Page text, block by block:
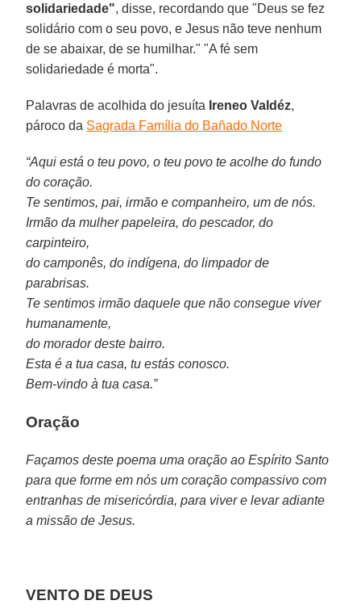
solidariedade", disse, recordando que "Deus se fez
solidário com o seu povo, e Jesus não teve nenhum
de se abaixar, de se humilhar." "A fé sem
solidariedade é morta".
Palavras de acolhida do jesuíta Ireneo Valdéz,
pároco da Sagrada Família do Bañado Norte
“Aqui está o teu povo, o teu povo te acolhe do fundo
do coração.
Te sentimos, pai, irmão e companheiro, um de nós.
Irmão da mulher papeleira, do pescador, do
carpinteiro,
do camponês, do indígena, do limpador de
parabrisas.
Te sentimos irmão daquele que não consegue viver
humanamente,
do morador deste bairro.
Esta é a tua casa, tu estás conosco.
Bem-vindo à tua casa.”
Oração
Façamos deste poema uma oração ao Espírito Santo
para que forme em nós um coração compassivo com
entranhas de misericórdia, para viver e levar adiante
a missão de Jesus.
VENTO DE DEUS